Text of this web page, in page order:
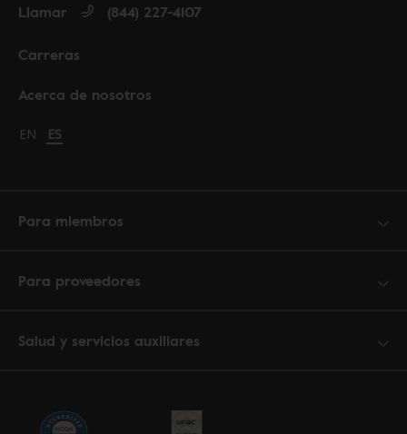
Acerca de nosotros
Carreras
Llamar (844) 227-4107
Change language to English
EN Cambiar idioma a español
ES
Para miembros
Para proveedores
Salud y servicios auxiliares